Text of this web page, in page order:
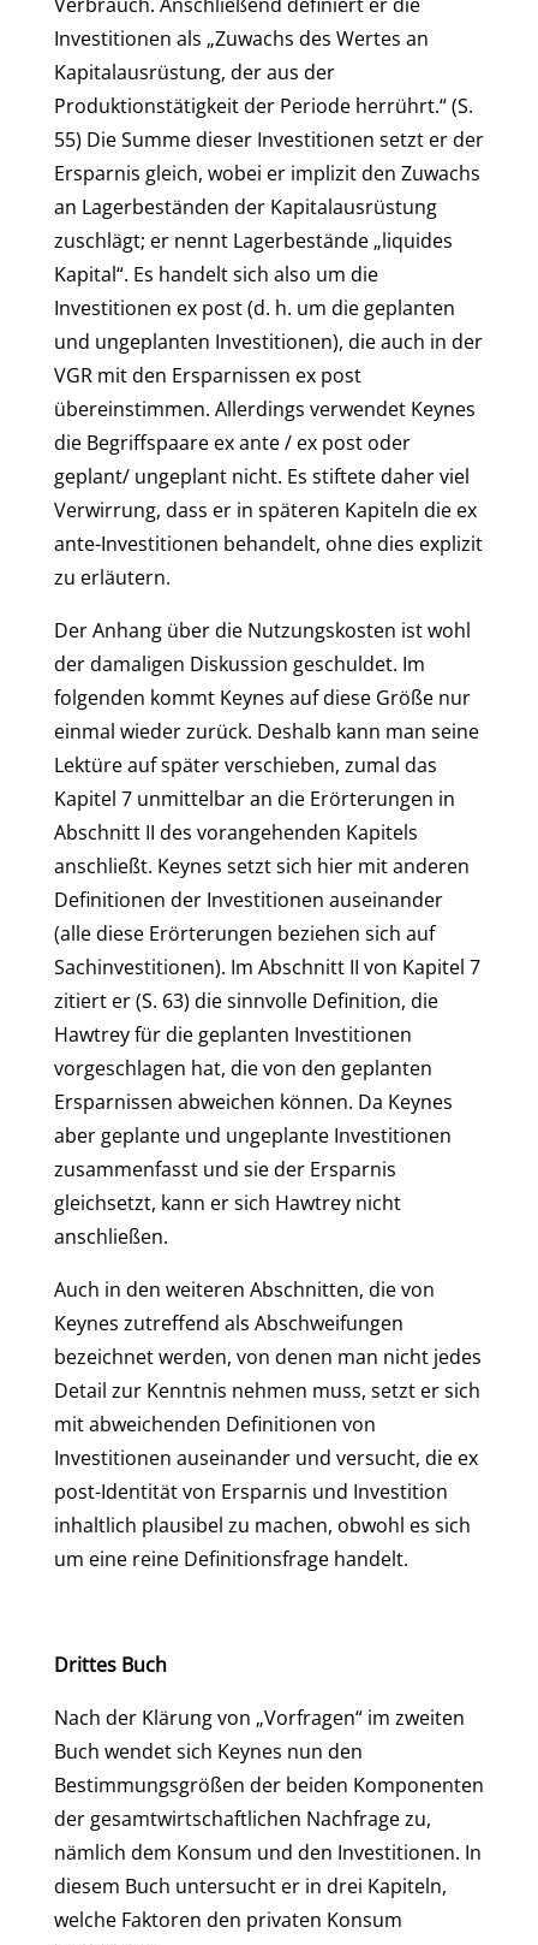
Verbrauch. Anschließend definiert er die
Investitionen als „Zuwachs des Wertes an
Kapitalausrüstung, der aus der
Produktionstätigkeit der Periode herrührt.“ (S.
55) Die Summe dieser Investitionen setzt er der
Ersparnis gleich, wobei er implizit den Zuwachs
an Lagerbeständen der Kapitalausrüstung
zuschlägt; er nennt Lagerbestände „liquides
Kapital“. Es handelt sich also um die
Investitionen ex post (d. h. um die geplanten
und ungeplanten Investitionen), die auch in der
VGR mit den Ersparnissen ex post
übereinstimmen. Allerdings verwendet Keynes
die Begriffspaare ex ante / ex post oder
geplant/ ungeplant nicht. Es stiftete daher viel
Verwirrung, dass er in späteren Kapiteln die ex
ante-Investitionen behandelt, ohne dies explizit
zu erläutern.
Der Anhang über die Nutzungskosten ist wohl
der damaligen Diskussion geschuldet. Im
folgenden kommt Keynes auf diese Größe nur
einmal wieder zurück. Deshalb kann man seine
Lektüre auf später verschieben, zumal das
Kapitel 7 unmittelbar an die Erörterungen in
Abschnitt II des vorangehenden Kapitels
anschließt. Keynes setzt sich hier mit anderen
Definitionen der Investitionen auseinander
(alle diese Erörterungen beziehen sich auf
Sachinvestitionen). Im Abschnitt II von Kapitel 7
zitiert er (S. 63) die sinnvolle Definition, die
Hawtrey für die geplanten Investitionen
vorgeschlagen hat, die von den geplanten
Ersparnissen abweichen können. Da Keynes
aber geplante und ungeplante Investitionen
zusammenfasst und sie der Ersparnis
gleichsetzt, kann er sich Hawtrey nicht
anschließen.
Auch in den weiteren Abschnitten, die von
Keynes zutreffend als Abschweifungen
bezeichnet werden, von denen man nicht jedes
Detail zur Kenntnis nehmen muss, setzt er sich
mit abweichenden Definitionen von
Investitionen auseinander und versucht, die ex
post-Identität von Ersparnis und Investition
inhaltlich plausibel zu machen, obwohl es sich
um eine reine Definitionsfrage handelt.
Drittes Buch
Nach der Klärung von „Vorfragen“ im zweiten
Buch wendet sich Keynes nun den
Bestimmungsgrößen der beiden Komponenten
der gesamtwirtschaftlichen Nachfrage zu,
nämlich dem Konsum und den Investitionen. In
diesem Buch untersucht er in drei Kapiteln,
welche Faktoren den privaten Konsum